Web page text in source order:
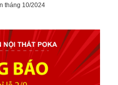
tháng 10/2024